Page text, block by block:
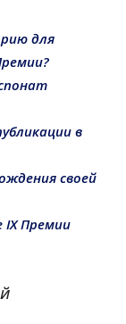
для
в
своей
IX Премии